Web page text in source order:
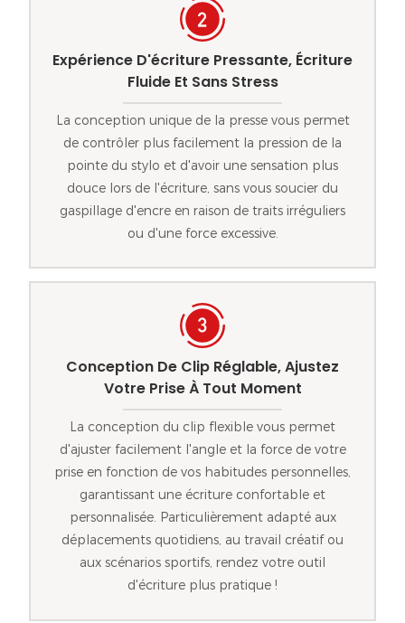
Expérience D'écriture Pressante, Écriture
Fluide Et Sans Stress
La conception unique de la presse vous permet
de contrôler plus facilement la pression de la
pointe du stylo et d'avoir une sensation plus
douce lors de l'écriture, sans vous soucier du
gaspillage d'encre en raison de traits irréguliers
ou d'une force excessive.
Conception De Clip Réglable, Ajustez
Votre Prise À Tout Moment
La conception du clip flexible vous permet
d'ajuster facilement l'angle et la force de votre
prise en fonction de vos habitudes personnelles,
garantissant une écriture confortable et
personnalisée. Particulièrement adapté aux
déplacements quotidiens, au travail créatif ou
aux scénarios sportifs, rendez votre outil
d'écriture plus pratique !